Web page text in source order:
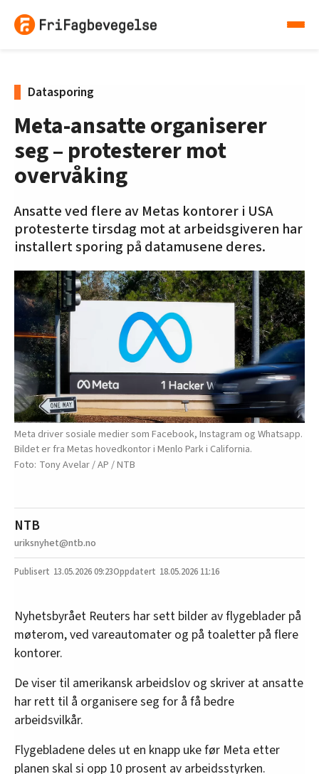
Datasporing
Meta-ansatte organiserer
seg – protesterer mot
overvåking
Ansatte ved flere av Metas kontorer i USA
protesterte tirsdag mot at arbeidsgiveren har
installert sporing på datamusene deres.
Meta driver sosiale medier som Facebook, Instagram og Whatsapp.
Bildet er fra Metas hovedkontor i Menlo Park i California.
Tony Avelar / AP / NTB
NTB
uriksnyhet@ntb.no
13.05.202609:23 18.05.2026 11:16
Nyhetsbyrået Reuters har sett bilder av flygeblader på
møterom, ved vareautomater og på toaletter på flere
kontorer.
De viser til amerikansk arbeidslov og skriver at ansatte
har rett til å organisere seg for å få bedre
arbeidsvilkår.
Flygebladene deles ut en knapp uke før Meta etter
planen skal si opp 10 prosent av arbeidsstyrken.